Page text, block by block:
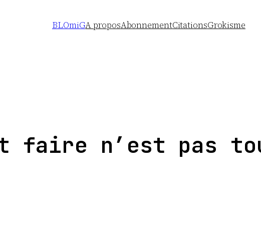
BLOmiGA proposAbonnementCitationsGrokisme
faire n’est pas